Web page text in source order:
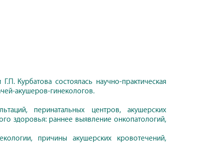
Курбатова состоялась научно-практическая
акушеров-гинекологов.
перинатальных центров, акушерских
здоровья: раннее выявление онкопатологий,
причины акушерских кровотечений,